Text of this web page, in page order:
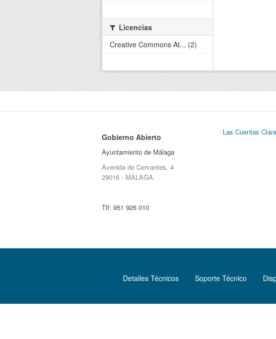
Licencias
Creative Commons At... (2)
Gobierno Abierto
Ayuntamiento de Málaga
Avenida de Cervantes, 4
29016 - MÁLAGA.
Tlf: 951 926 010
Las Cuentas
Detalles Técnicos Soporte Técnico